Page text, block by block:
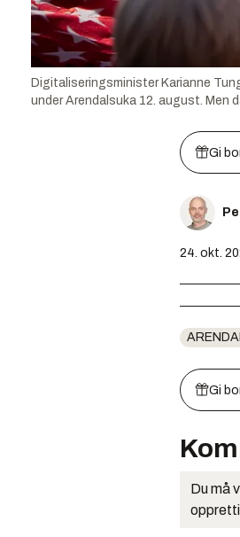
Digitaliseringsminister Karianne
under Arendalsuka 12. august. Men
Gi
24. okt.
Gi
Du må